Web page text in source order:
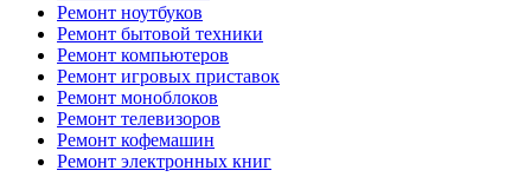
Ремонт ноутбуков
Ремонт бытовой техники
Ремонт компьютеров
Ремонт игровых приставок
Ремонт моноблоков
Ремонт телевизоров
Ремонт кофемашин
Ремонт электронных книг